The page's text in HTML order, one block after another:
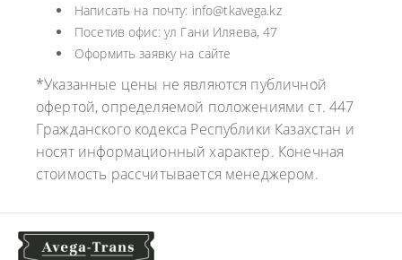
Написать на почту: info@tkavega.kz
Посетив офис: ул Гани Иляева, 47
Оформить заявку на сайте
*Указанные цены не являются публичной
офертой, определяемой положениями ст. 447
Гражданского кодекса Республики Казахстан и
носят информационный характер. Конечная
стоимость рассчитывается менеджером.